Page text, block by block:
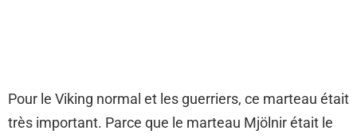
Pour le Viking normal et les guerriers, ce marteau était
très important. Parce que le marteau Mjölnir était le